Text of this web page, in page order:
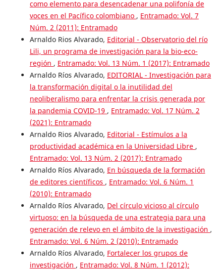
como elemento para desencadenar una polifonía de
voces en el Pacífico colombiano , Entramado: Vol. 7
Núm. 2 (2011): Entramado
Arnaldo Rios Alvarado, Editorial - Observatorio del río
Lili, un programa de investigación para la bio-eco-
región , Entramado: Vol. 13 Núm. 1 (2017): Entramado
Arnaldo Ríos Alvarado, EDITORIAL - Investigación para
la transformación digital o la inutilidad del
neoliberalismo para enfrentar la crisis generada por
la pandemia COVID-19 , Entramado: Vol. 17 Núm. 2
(2021): Entramado
Arnaldo Rios Alvarado, Editorial - Estímulos a la
productividad académica en la Universidad Libre ,
Entramado: Vol. 13 Núm. 2 (2017): Entramado
Arnaldo Ríos Alvarado, En búsqueda de la formación
de editores científicos , Entramado: Vol. 6 Núm. 1
(2010): Entramado
Arnaldo Ríos Alvarado, Del círculo vicioso al círculo
virtuoso: en la búsqueda de una estrategia para una
generación de relevo en el ámbito de la investigación ,
Entramado: Vol. 6 Núm. 2 (2010): Entramado
Arnaldo Ríos Alvarado, Fortalecer los grupos de
investigación , Entramado: Vol. 8 Núm. 1 (2012):